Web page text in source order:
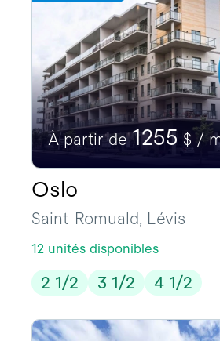
À partir de1255 $ /
Oslo
Saint-Romuald, Lévis
12 unités disponibles
2 1/2 3 1/2 4 1/2